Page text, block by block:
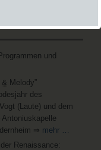
und
& Melody”
des
(Laute) und dem
Antoniuskapelle
⇒ mehr …
Renaissance: